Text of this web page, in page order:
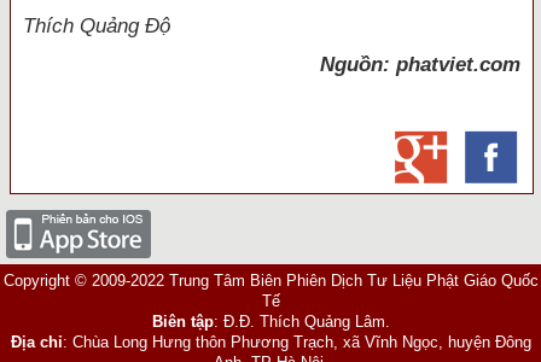
Thích Quảng Độ
Nguồn: phatviet.com
Copyright © 2009-2022 Trung Tâm Biên Phiên Dịch Tư Liệu Phật Giáo Quốc
Tế
Biên tập: Đ.Đ. Thích Quảng Lâm.
Địa chỉ: Chùa Long Hưng thôn Phương Trạch, xã Vĩnh Ngọc, huyện Đông